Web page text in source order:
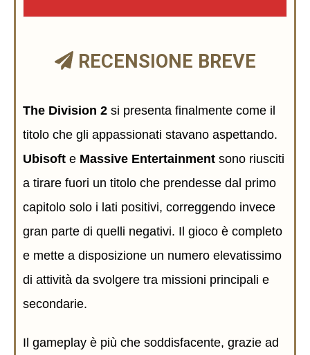
RECENSIONE BREVE
The Division 2 si presenta finalmente come il
titolo che gli appassionati stavano aspettando.
Ubisoft e Massive Entertainment sono riusciti
a tirare fuori un titolo che prendesse dal primo
capitolo solo i lati positivi, correggendo invece
gran parte di quelli negativi. Il gioco è completo
e mette a disposizione un numero elevatissimo
di attività da svolgere tra missioni principali e
secondarie.
Il gameplay è più che soddisfacente, grazie ad